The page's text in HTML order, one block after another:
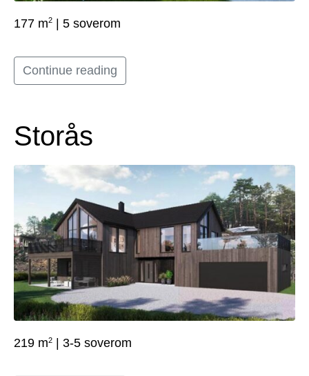
177 m2 | 5 soverom
Continue reading
Storås
219 m2 | 3-5 soverom